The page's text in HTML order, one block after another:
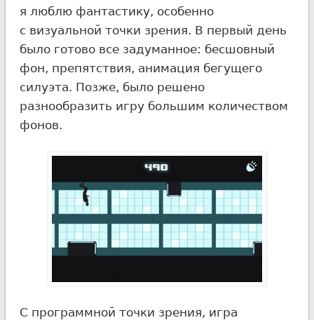
я люблю фантастику, особенно
с визуальной точки зрения. В первый день
было готово все задуманное: бесшовный
фон, препятствия, анимация бегущего
силуэта. Позже, было решено
разнообразить игру большим количеством
фонов.
С программной точки зрения, игра